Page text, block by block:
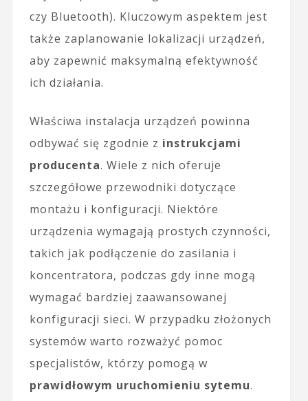
czy Bluetooth). Kluczowym aspektem jest
także zaplanowanie lokalizacji urządzeń,
aby zapewnić maksymalną efektywność
ich działania.
Właściwa instalacja urządzeń powinna
odbywać się zgodnie z instrukcjami
producenta. Wiele z nich oferuje
szczegółowe przewodniki dotyczące
montażu i konfiguracji. Niektóre
urządzenia wymagają prostych czynności,
takich jak podłączenie do zasilania i
koncentratora, podczas gdy inne mogą
wymagać bardziej zaawansowanej
konfiguracji sieci. W przypadku złożonych
systemów warto rozważyć pomoc
specjalistów, którzy pomogą w
prawidłowym uruchomieniu sytemu.